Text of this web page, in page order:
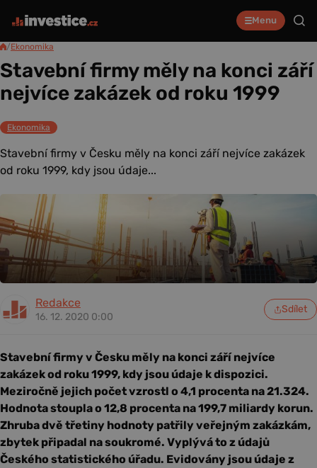
Menu
/Ekonomika
Stavební firmy měly na konci září
nejvíce zakázek od roku 1999
Ekonomika
Stavební firmy v Česku měly na konci září nejvíce zakázek
od roku 1999, kdy jsou údaje...
Redakce
16. 12. 2020 0:00
Sdílet
Stavební firmy v Česku měly na konci září nejvíce
zakázek od roku 1999, kdy jsou údaje k dispozici.
Meziročně jejich počet vzrostl o 4,1 procenta na 21.324.
Hodnota stoupla o 12,8 procenta na 199,7 miliardy korun.
Zhruba dvě třetiny hodnoty patřily veřejným zakázkám,
zbytek připadal na soukromé. Vyplývá to z údajů
Českého statistického úřadu. Evidovány jsou údaje z